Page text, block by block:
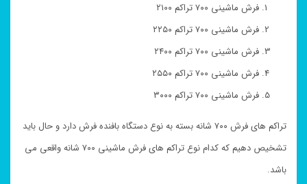
فرش ماشینی ۷۰۰ تراکم ۲۱۰۰
فرش ماشینی ۷۰۰ تراکم ۲۲۵۰
فرش ماشینی ۷۰۰ تراکم ۲۴۰۰
فرش ماشینی ۷۰۰ تراکم ۲۵۵۰
فرش ماشینی ۷۰۰ تراکم ۳۰۰۰
تراکم های فرش ۷۰۰ شانه بسته به نوع دستگاه بافنده فرش دارد و حال باید
تشخیص دهیم که کدام نوع تراکم های فرش ماشینی ۷۰۰ شانه واقعی می
باشد.